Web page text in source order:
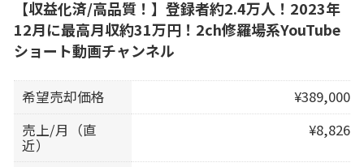
【収益化済/高品質！】登録者約2.4万人！2023年
12月に最高月収約31万円！2ch修羅場系YouTube
ショート動画チャンネル
希望売却価格
¥389,000
売上/月（直
近）
¥8,826